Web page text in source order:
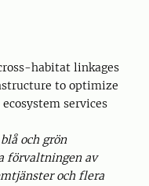
habitat linkages
to optimize
services
och grön
förvaltningen av
och flera